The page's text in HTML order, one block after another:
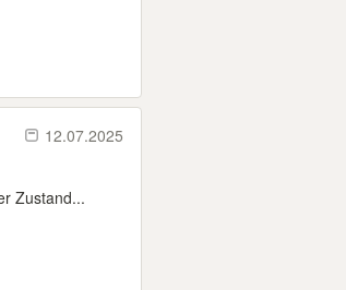
12.07.2025
Zustand...